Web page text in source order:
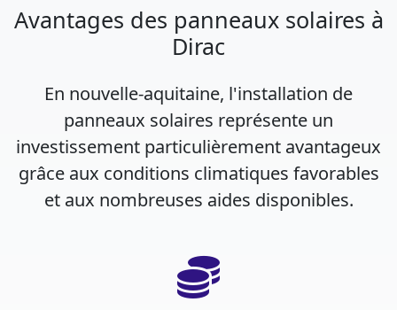
Avantages des panneaux solaires à
Dirac
En nouvelle-aquitaine, l'installation de
panneaux solaires représente un
investissement particulièrement avantageux
grâce aux conditions climatiques favorables
et aux nombreuses aides disponibles.